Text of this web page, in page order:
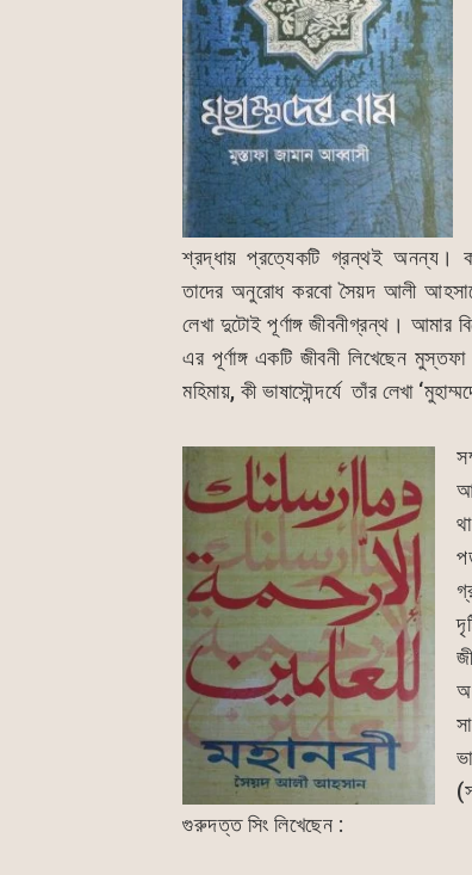
শ্রদ্ধায় প্রত্যেকটি গ্রন্থই অনন্য।
তাদের অনুরোধ করবো সৈয়দ আলী
লেখা দুটোই পূর্ণাঙ্গ জীবনীগ্রন্থ। আমার
এর পূর্ণাঙ্গ একটি জীবনী লিখেছেন
মহিমায়, কী ভাষাসৌন্দর্যে তাঁর লেখা
গুরুদত্ত সিং লিখেছেন :